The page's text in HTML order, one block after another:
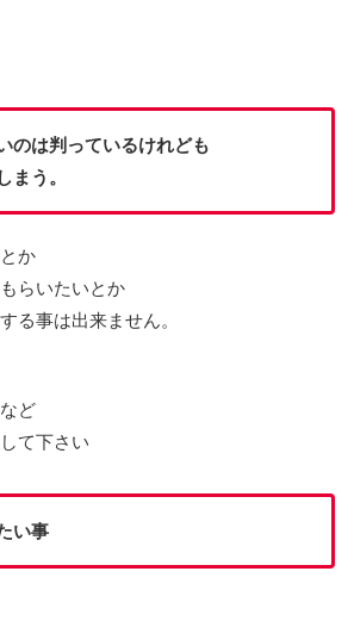
のは判っているけれども
まう。
か
らいたいとか
る事は出来ません。
ど
て下さい
い事